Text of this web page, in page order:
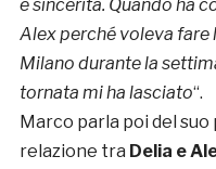
e sincerità. Quando ha
Alex perché voleva fare
Milano durante la
tornata mi ha lasciato“.
Marco parla poi del
relazione tra Delia e